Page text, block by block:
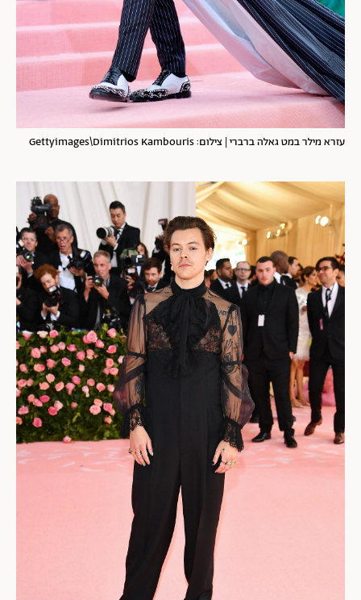
עזרא מילר במט גאלה ברברי | צילום: Gettyimages\Dimitrios Kambouris